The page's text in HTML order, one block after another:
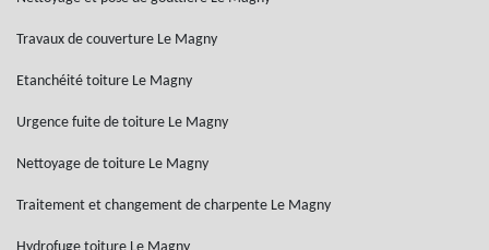
Travaux de couverture Le Magny
Etanchéité toiture Le Magny
Urgence fuite de toiture Le Magny
Nettoyage de toiture Le Magny
Traitement et changement de charpente Le Magny